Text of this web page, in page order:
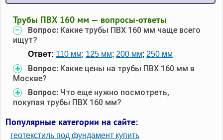
Трубы ПВХ 160 мм — вопросы-ответы
Вопрос: Какие трубы ПВХ 160 мм чаще всего
ищут?
Ответ: 110 мм; 125 мм; 200 мм; 250 мм
Вопрос: Какие цены на трубы ПВХ 160 мм в
Москве?
Вопрос: Что еще нужно посмотреть,
покупая трубы ПВХ 160 мм?
Популярные категории на сайте:
геотекстиль под фундамент купить